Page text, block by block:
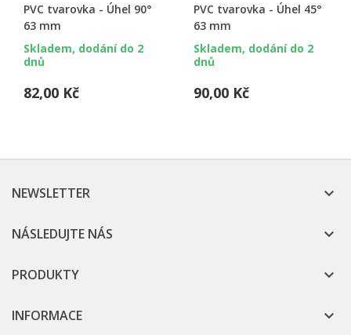
PVC tvarovka - Úhel 90°
63 mm
Skladem, dodání do 2
dnů
82,00 Kč
PVC tvarovka - Úhel 45°
63 mm
Skladem, dodání do 2
dnů
90,00 Kč
NEWSLETTER 
NÁSLEDUJTE NÁS 
PRODUKTY 
INFORMACE 